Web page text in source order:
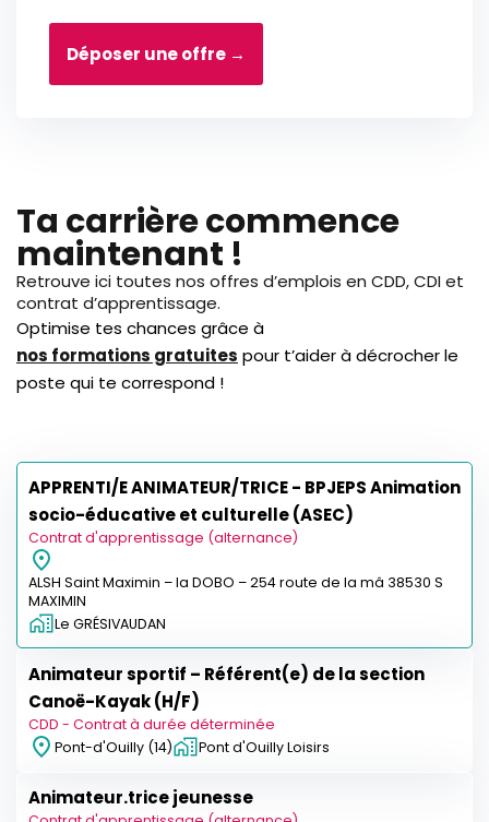
Déposer une offre →
Ta carrière commence
maintenant !
Retrouve ici toutes nos offres d’emplois en CDD, CDI et
contrat d’apprentissage.
Optimise tes chances grâce à
nos formations gratuites pour t’aider à décrocher le
poste qui te correspond !
APPRENTI/E ANIMATEUR/TRICE - BPJEPS Animation
socio-éducative et culturelle (ASEC)
Contrat d'apprentissage (alternance)
ALSH Saint Maximin – la DOBO – 254 route de la mâ 38530 S
MAXIMIN
Le GRÉSIVAUDAN
Animateur sportif – Référent(e) de la section
Canoë-Kayak (H/F)
CDD - Contrat à durée déterminée
Pont-d'Ouilly (14)
Pont d'Ouilly Loisirs
Animateur.trice jeunesse